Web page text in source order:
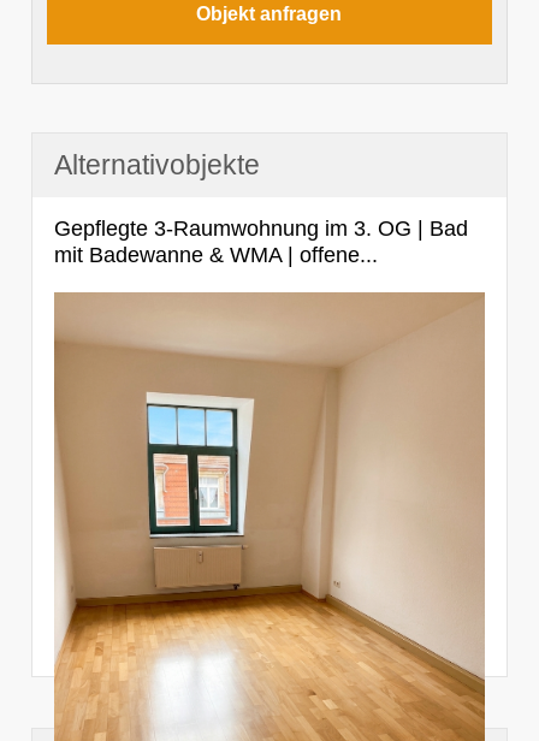
Alternativobjekte
Gepflegte 3-Raumwohnung im 3. OG | Bad
mit Badewanne & WMA | offene...